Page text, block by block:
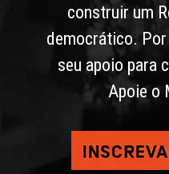
construir um
democrático.
seu apoio para
Apoie o